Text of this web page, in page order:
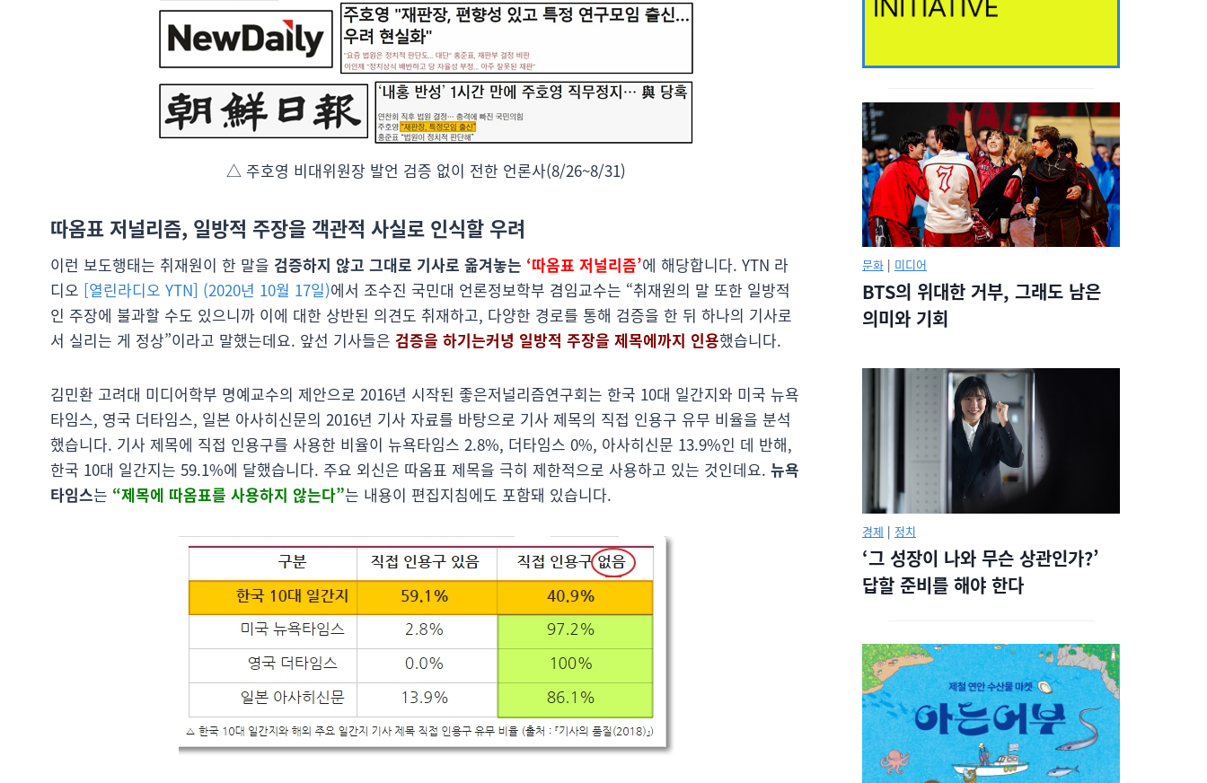
△ 주호영 비대위원장 발언 검증 없이 전한 언론사(8/26~8/31)
따옴표 저널리즘, 일방적 주장을 객관적 사실로 인식할 우려
이런 보도행태는 취재원이 한 말을 검증하지 않고 그대로 기사로 옮겨놓는 ‘따옴표 저널리즘’에 해당합니다. YTN 라
디오 [열린라디오 YTN] (2020년 10월 17일)에서 조수진 국민대 언론정보학부 겸임교수는 “취재원의 말 또한 일방적
인 주장에 불과할 수도 있으니까 이에 대한 상반된 의견도 취재하고, 다양한 경로를 통해 검증을 한 뒤 하나의 기사로
서 실리는 게 정상”이라고 말했는데요. 앞선 기사들은 검증을 하기는커녕 일방적 주장을 제목에까지 인용했습니다.
김민환 고려대 미디어학부 명예교수의 제안으로 2016년 시작된 좋은저널리즘연구회는 한국 10대 일간지와 미국 뉴욕
타임스, 영국 더타임스, 일본 아사히신문의 2016년 기사 자료를 바탕으로 기사 제목의 직접 인용구 유무 비율을 분석
했습니다. 기사 제목에 직접 인용구를 사용한 비율이 뉴욕타임스 2.8%, 더타임스 0%, 아사히신문 13.9%인 데 반해,
한국 10대 일간지는 59.1%에 달했습니다. 주요 외신은 따옴표 제목을 극히 제한적으로 사용하고 있는 것인데요. 뉴욕
타임스는 “제목에 따옴표를 사용하지 않는다”는 내용이 편집지침에도 포함돼 있습니다.
문화 | 미디어
BTS의 위대한 거부, 그래도 남은
의미와 기회
경제 | 정치
‘그 성장이 나와 무슨 상관인가?’
답할 준비를 해야 한다